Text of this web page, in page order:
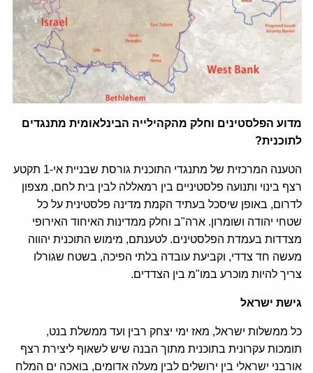
מדוע הפלסטינים וחלק מהקהילייה הבינלאומית מתנגדים
לתוכנית?
הטענה המרכזית של מתנגדי התוכנית גורסת שבניית אי-1 תקטע
רצף בינוי ותנועה פלסטיניים בין רמאללה לבין בית לחם, מצפון
לדרום, באופן שיסכל בעתיד הקמת מדינה פלסטינית על כל
שטחי יהודה ושומרון. ארה"ב וחלק ממדינות האיחוד האירופי
מצדדות בעמדת הפלסטינים. לטענתם, מימוש התוכנית יהווה
מעשה חד צדדי, וקביעת עובדה בלתי הפיכה, בשטח שגורלו
צריך להיות מוכרע במו"מ בין הצדדים.
גישת ישראל
כל ממשלות ישראל, מאז ימי יצחק רבין ועד ממשלת בנט,
תומכות עקרונית בתוכנית מתוך הבנה שיש לשאוף ליצירת רצף
אורבני ישראלי בין ירושלים לבין מעלה אדומים, בואכה ים המלח